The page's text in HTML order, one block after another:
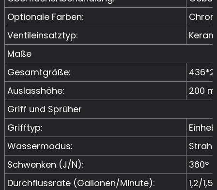
Optionale Farben:
Ventileinsatztyp:
Maße
Gesamtgröße:
Auslasshöhe:
200
Griff und Sprüher
Grifftyp:
Wassermodus:
Schwenken (J/N):
360°
Durchflussrate (Gallonen/Minute):
1,2/1,5